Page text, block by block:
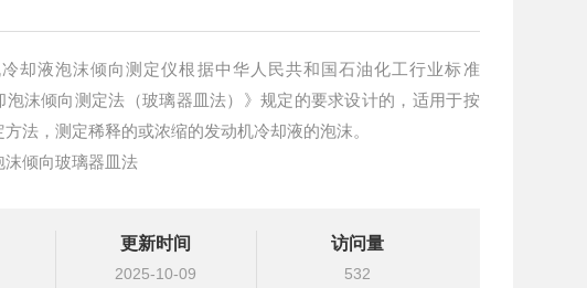
冷却液泡沫倾向测定仪根据中华人民共和国石油化工行业标准
泡沫倾向测定法（玻璃器皿法）》规定的要求设计的，适用于按
法，测定稀释的或浓缩的发动机冷却液的泡沫。
沫倾向玻璃器皿法
更新时间
2025-10-09
访问量
532